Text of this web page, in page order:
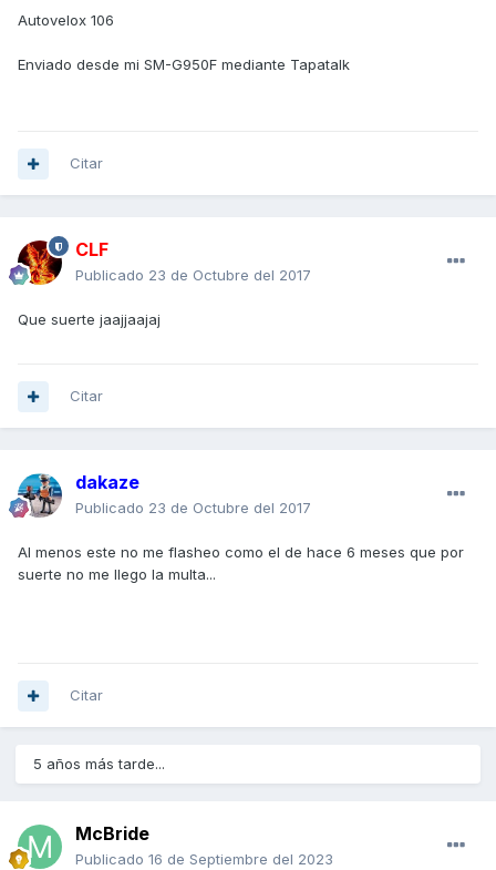
Autovelox 106
Enviado desde mi SM-G950F mediante Tapatalk
Citar
CLF
Publicado 23 de Octubre del 2017
Que suerte jaajjaajaj
Citar
dakaze
Publicado 23 de Octubre del 2017
Al menos este no me flasheo como el de hace 6 meses que por
suerte no me llego la multa...
Citar
5 años más tarde...
McBride
Publicado 16 de Septiembre del 2023